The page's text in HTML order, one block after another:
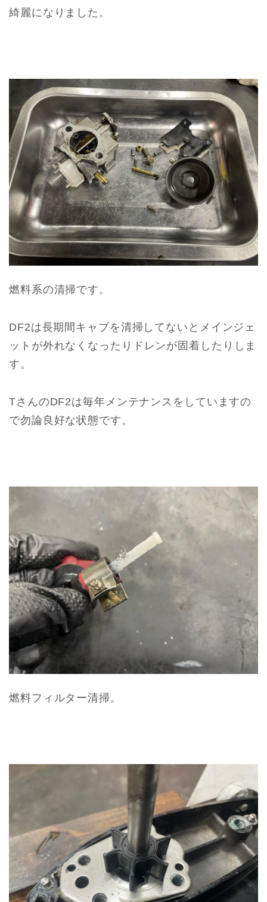
綺麗になりました。
燃料系の清掃です。
DF2は長期間キャブを清掃してないとメインジェ
ットが外れなくなったりドレンが固着したりしま
す。
TさんのDF2は毎年メンテナンスをしていますの
で勿論良好な状態です。
燃料フィルター清掃。